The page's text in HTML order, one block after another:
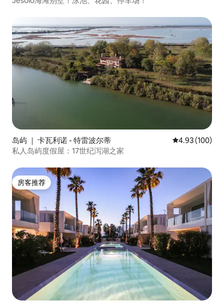
岛屿 ｜ 卡瓦利诺 - 特雷波尔蒂 平均评分 4.93
4.93 (100)
私人岛屿度假屋：17世纪泻湖之家
房客推荐
房客推荐